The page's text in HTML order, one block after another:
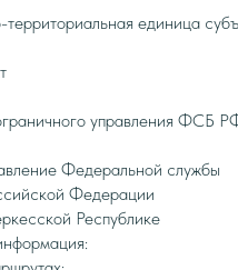
территориальная единица
управления ФСБ
Федеральной службы
Федерации
Республике